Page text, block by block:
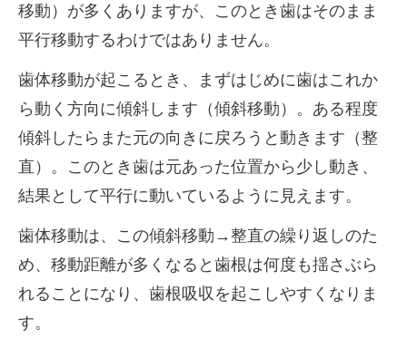
移動）が多くありますが、このとき歯はそのまま
平行移動するわけではありません。
歯体移動が起こるとき、まずはじめに歯はこれか
ら動く方向に傾斜します（傾斜移動）。ある程度
傾斜したらまた元の向きに戻ろうと動きます（整
直）。このとき歯は元あった位置から少し動き、
結果として平行に動いているように見えます。
歯体移動は、この傾斜移動→整直の繰り返しのた
め、移動距離が多くなると歯根は何度も揺さぶら
れることになり、歯根吸収を起こしやすくなりま
す。